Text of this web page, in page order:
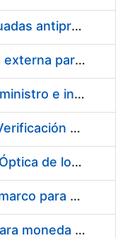
Suministro de gafas graduadas antiproyecciones para los trabajadores de la FNMT-RCM en los centros de trabajo de Madrid y Burgos
Servicios de una empresa externa para el asesoramiento y resolución de los recursos de alzada que se presentan relacionados con procesos de selección para la FNMT-RCM
Acuerdo marco para el suministro e instalación de persianas, estores y otros complementos
Servicio de Calibración y Verificación Externa de los Equipos de Medición del Servicio de Prevención de la FNMT-RCM
Conexión mediante Fibra Óptica de los Centros de Proceso de Datos (CPDs) de las sedes de la FNMT-RCM de Burgos y Madrid
Contratación de acuerdo marco para el Suministro de Material de Electricidad para la Fábrica Nacional de Moneda y Timbre-Real Casa de la Moneda en su centro de trabajo de Burgos
Suministro de estuches para moneda de 30 €